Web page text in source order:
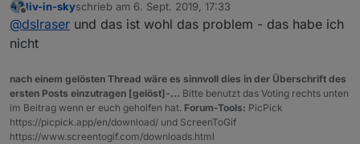
Offline
liv-in-skyschrieb am 6. Sept. 2019, 17:33
zuletzt editiert von
@dslraser und das ist wohl das problem - das habe ich
nicht
nach einem gelösten Thread wäre es sinnvoll dies in der Überschrift des
ersten Posts einzutragen [gelöst]-... Bitte benutzt das Voting rechts unten
im Beitrag wenn er euch geholfen hat. Forum-Tools: PicPick
https://picpick.app/en/download/ und ScreenToGif
https://www.screentogif.com/downloads.html